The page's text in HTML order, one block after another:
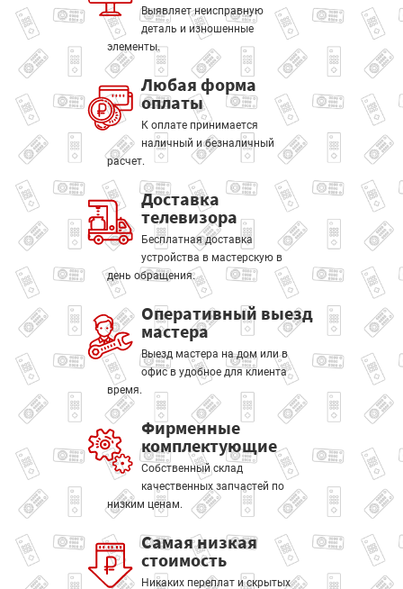
Выявляет неисправную
деталь и изношенные
элементы.
Любая форма
оплаты
К оплате принимается
наличный и безналичный
расчет.
Доставка
телевизора
Бесплатная доставка
устройства в мастерскую в
день обращения.
Оперативный выезд
мастера
Выезд мастера на дом или в
офис в удобное для клиента
время.
Фирменные
комплектующие
Собственный склад
качественных запчастей по
низким ценам.
Самая низкая
стоимость
Никаких переплат и скрытых